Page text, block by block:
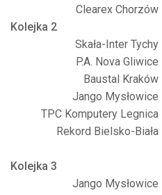
Clearex Chorzów
Kolejka 2
Skała-Inter Tychy
P.A. Nova Gliwice
Baustal Kraków
Jango Mysłowice
TPC Komputery Legnica
Rekord Bielsko-Biała
Kolejka 3
Jango Mysłowice